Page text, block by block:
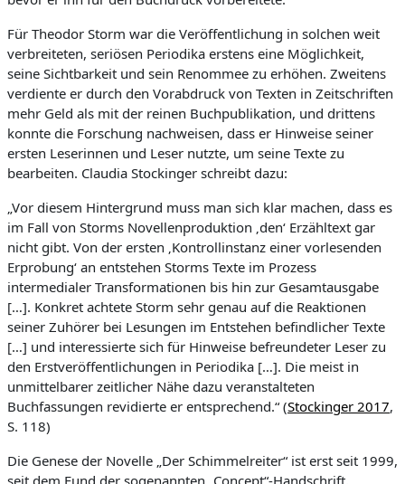
Für Theodor Storm war die Veröffentlichung in solchen weit
verbreiteten, seriösen Periodika erstens eine Möglichkeit,
seine Sichtbarkeit und sein Renommee zu erhöhen. Zweitens
verdiente er durch den Vorabdruck von Texten in Zeitschriften
mehr Geld als mit der reinen Buchpublikation, und drittens
konnte die Forschung nachweisen, dass er Hinweise seiner
ersten Leserinnen und Leser nutzte, um seine Texte zu
bearbeiten. Claudia Stockinger schreibt dazu:
„Vor diesem Hintergrund muss man sich klar machen, dass es
im Fall von Storms Novellenproduktion ‚den‘ Erzähltext gar
nicht gibt. Von der ersten ‚Kontrollinstanz einer vorlesenden
Erprobung‘ an entstehen Storms Texte im Prozess
intermedialer Transformationen bis hin zur Gesamtausgabe
[…]. Konkret achtete Storm sehr genau auf die Reaktionen
seiner Zuhörer bei Lesungen im Entstehen befindlicher Texte
[…] und interessierte sich für Hinweise befreundeter Leser zu
den Erstveröffentlichungen in Periodika […]. Die meist in
unmittelbarer zeitlicher Nähe dazu veranstalteten
Buchfassungen revidierte er entsprechend.“ (Stockinger 2017,
S. 118)
Die Genese der Novelle „Der Schimmelreiter“ ist erst seit 1999,
seit dem Fund der sogenannten „Concept“-Handschrift,